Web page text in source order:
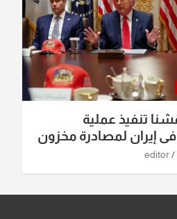
تنفيذ عملية
إيران لمصادرة مخزون
editor